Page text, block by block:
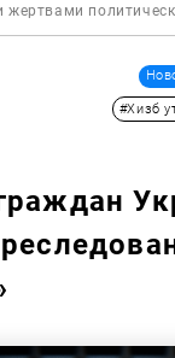
#Хизб